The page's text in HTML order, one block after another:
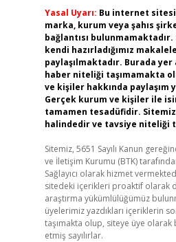
Yasal Uyarı: Bu internet
marka, kurum veya şahıs
bağlantısı bulunmamaktadır.
kendi hazırladığımız
paylaşılmaktadır. Burada
haber niteliği taşımamakta
ve kişiler hakkında paylaşım
Gerçek kurum ve kişiler ile
tamamen tesadüfidir.
halindedir ve tavsiye niteliği
Sitemiz, 5651 Sayılı Kanun
ve İletişim Kurumu (BTK)
Sağlayıcı olarak hizmet
sitedeki içerikleri proaktif olarak
araştırma yükümlülüğümüz
üyelerimiz yazdıkları içeriklerin
taşımakta olup, siteye üye
etmiş sayılırlar.